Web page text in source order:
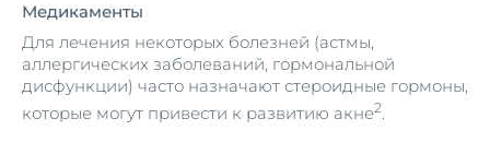
Медикаменты
Для лечения некоторых болезней (астмы,
аллергических заболеваний, гормональной
дисфункции) часто назначают стероидные гормоны,
которые могут привести к развитию акне2.